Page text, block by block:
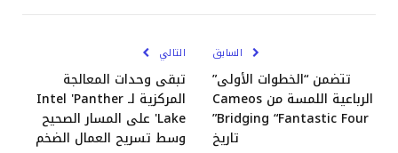
السابق
تتضمن “الخطوات الأولى”
الرباعية اللمسة من Cameos
Bridging “Fantastic Four”
تاريخ
التالي
تبقى وحدات المعالجة
المركزية لـ Intel 'Panther
Lake' على المسار الصحيح
وسط تسريح العمال الضخم